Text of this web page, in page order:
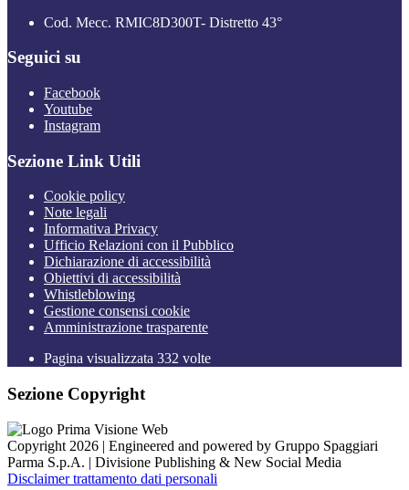
Cod. Mecc. RMIC8D300T- Distretto 43°
Seguici su
Facebook
Youtube
Instagram
Sezione Link Utili
Cookie policy
Note legali
Informativa Privacy
Ufficio Relazioni con il Pubblico
Dichiarazione di accessibilità
Obiettivi di accessibilità
Whistleblowing
Gestione consensi cookie
Amministrazione trasparente
Pagina visualizzata 332 volte
Sezione Copyright
Copyright 2026 | Engineered and powered by Gruppo Spaggiari
Parma S.p.A. | Divisione Publishing & New Social Media
Disclaimer trattamento dati personali